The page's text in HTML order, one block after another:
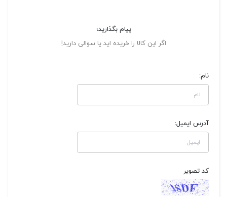
پیام بگذارید؛
اگر این کالا را خریده اید یا سوالی دارید!
نام:
آدرس ایمیل:
کد تصویر